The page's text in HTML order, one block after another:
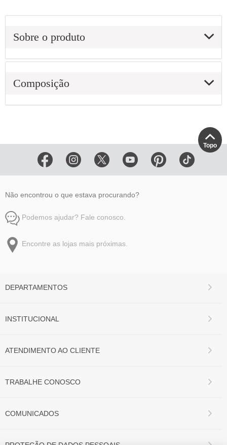
Sobre o produto
Composição
Topo
Não encontrou o que estava procurando?
Podemos ajudar? Fale conosco.
Encontre as lojas mais próximas.
DEPARTAMENTOS
INSTITUCIONAL
ATENDIMENTO AO CLIENTE
TRABALHE CONOSCO
COMUNICADOS